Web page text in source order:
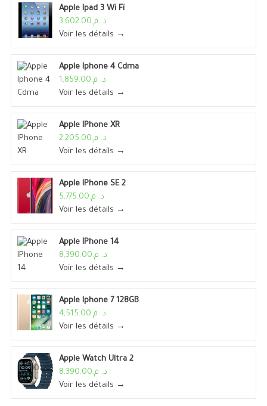
Apple Ipad 3 Wi Fi
د. م.3,602.00
Voir les détails →
Apple Iphone 4 Cdma
د. م.1,859.00
Voir les détails →
Apple IPhone XR
د. م.2,205.00
Voir les détails →
Apple IPhone SE 2
د. م.5,775.00
Voir les détails →
Apple IPhone 14
د. م.8,390.00
Voir les détails →
Apple Iphone 7 128GB
د. م.4,515.00
Voir les détails →
Apple Watch Ultra 2
د. م.8,390.00
Voir les détails →